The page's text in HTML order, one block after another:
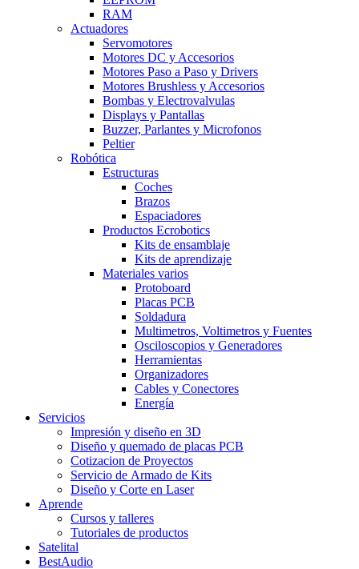
RAM
Actuadores
Servomotores
Motores DC y Accesorios
Motores Paso a Paso y Drivers
Motores Brushless y Accesorios
Bombas y Electrovalvulas
Displays y Pantallas
Buzzer, Parlantes y Microfonos
Peltier
Robótica
Estructuras
Coches
Brazos
Espaciadores
Productos Ecrobotics
Kits de ensamblaje
Kits de aprendizaje
Materiales varios
Protoboard
Placas PCB
Soldadura
Multimetros, Voltimetros y Fuentes
Osciloscopios y Generadores
Herramientas
Organizadores
Cables y Conectores
Energía
Servicios
Impresión y diseño en 3D
Diseño y quemado de placas PCB
Cotizacion de Proyectos
Servicio de Armado de Kits
Diseño y Corte en Laser
Aprende
Cursos y talleres
Tutoriales de productos
Satelital
BestAudio